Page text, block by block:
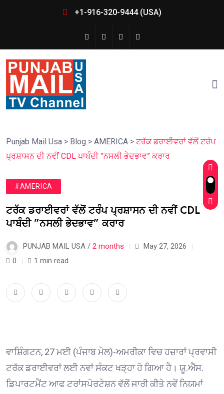
+1-916-320-9444 (USA)
Punjab Mail Usa > Blog > AMERICA > ਟਰੱਕ ਡਰਾਈਵਰਾਂ ਵੱਲੋਂ ਟਰੰਪ
ਪ੍ਰਸ਼ਾਸਨ ਦੀ ਨਵੀਂ CDL ਪਾਬੰਦੀ ”ਨਸਲੀ ਭੇਦਭਾਵ” ਕਰਾਰ
#AMERICA
ਟਰੱਕ ਡਰਾਈਵਰਾਂ ਵੱਲੋਂ ਟਰੰਪ ਪ੍ਰਸ਼ਾਸਨ ਦੀ ਨਵੀਂ CDL
ਪਾਬੰਦੀ ”ਨਸਲੀ ਭੇਦਭਾਵ” ਕਰਾਰ
PUNJAB MAIL USA / 2 months
May 27, 2026
0
1 min read
ਵਾਸ਼ਿੰਗਟਨ, 27 ਮਈ (ਪੰਜਾਬ ਮੇਲ)-ਅਮਰੀਕਾ ਵਿਚ ਹਜ਼ਾਰਾਂ ਪ੍ਰਵਾਸੀ
ਟਰੱਕ ਡਰਾਈਵਰਾਂ ਲਈ ਨਵਾਂ ਸੰਕਟ ਖੜ੍ਹਾ ਹੋ ਗਿਆ ਹੈ। ਯੂ.ਐੱਸ.
ਡਿਪਾਰਟਮੈਂਟ ਆਫ ਟਰਾਂਸਪੋਰਟੇਸ਼ਨ ਵੱਲੋਂ ਜਾਰੀ ਕੀਤੇ ਨਵੇਂ ਨਿਯਮਾਂ